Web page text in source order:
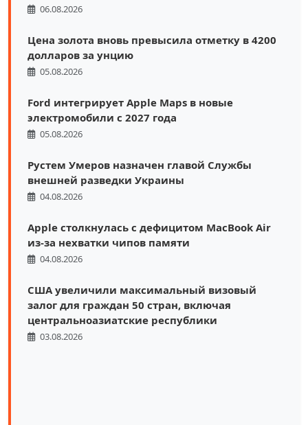
06.08.2026
Цена золота вновь превысила отметку в 4200
долларов за унцию
05.08.2026
Ford интегрирует Apple Maps в новые
электромобили с 2027 года
05.08.2026
Рустем Умеров назначен главой Службы
внешней разведки Украины
04.08.2026
Apple столкнулась с дефицитом MacBook Air
из-за нехватки чипов памяти
04.08.2026
США увеличили максимальный визовый
залог для граждан 50 стран, включая
центральноазиатские республики
03.08.2026